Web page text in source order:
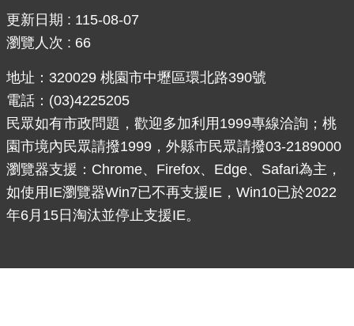
息
公
便
民
服
務
桃
青
資
基
更新日期
115-08-07
瀏覽人次
66
地址：320029 桃園市中壢區環北路390號
電話：(03)4225205
民眾如有市政問題，歡迎多加利用1999專線洽詢；桃
園市境內民眾請撥1999，外縣市民眾請撥03-2189000
瀏覽器支援：Chrome、Firefox、Edge、Safari為主，
如使用IE瀏覽器Win7已不再支援IE，Win10已於2022
年6月15日淘汰並停止支援IE。